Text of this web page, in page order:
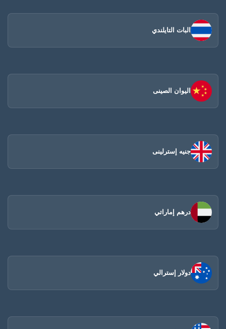
البات التايلندي
اليوان الصينى​
جنيه إسترلينى
درهم إماراتي
دولار إسترالي